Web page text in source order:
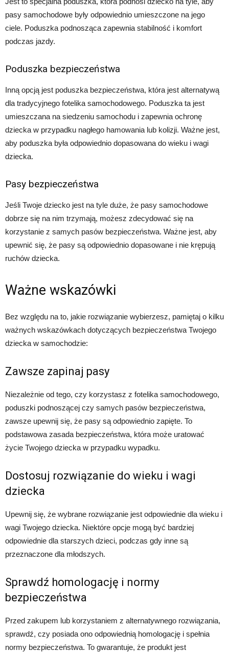
pasy samochodowe były odpowiednio umieszczone na jego
ciele. Poduszka podnosząca zapewnia stabilność i komfort
podczas jazdy.
Poduszka bezpieczeństwa
Inną opcją jest poduszka bezpieczeństwa, która jest alternatywą
dla tradycyjnego fotelika samochodowego. Poduszka ta jest
umieszczana na siedzeniu samochodu i zapewnia ochronę
dziecka w przypadku nagłego hamowania lub kolizji. Ważne jest,
aby poduszka była odpowiednio dopasowana do wieku i wagi
dziecka.
Pasy bezpieczeństwa
Jeśli Twoje dziecko jest na tyle duże, że pasy samochodowe
dobrze się na nim trzymają, możesz zdecydować się na
korzystanie z samych pasów bezpieczeństwa. Ważne jest, aby
upewnić się, że pasy są odpowiednio dopasowane i nie krępują
ruchów dziecka.
Ważne wskazówki
Bez względu na to, jakie rozwiązanie wybierzesz, pamiętaj o kilku
ważnych wskazówkach dotyczących bezpieczeństwa Twojego
dziecka w samochodzie:
Zawsze zapinaj pasy
Niezależnie od tego, czy korzystasz z fotelika samochodowego,
poduszki podnoszącej czy samych pasów bezpieczeństwa,
zawsze upewnij się, że pasy są odpowiednio zapięte. To
podstawowa zasada bezpieczeństwa, która może uratować
życie Twojego dziecka w przypadku wypadku.
Dostosuj rozwiązanie do wieku i wagi
dziecka
Upewnij się, że wybrane rozwiązanie jest odpowiednie dla wieku i
wagi Twojego dziecka. Niektóre opcje mogą być bardziej
odpowiednie dla starszych dzieci, podczas gdy inne są
przeznaczone dla młodszych.
Sprawdź homologację i normy
bezpieczeństwa
Przed zakupem lub korzystaniem z alternatywnego rozwiązania,
sprawdź, czy posiada ono odpowiednią homologację i spełnia
normy bezpieczeństwa. To gwarantuje, że produkt jest